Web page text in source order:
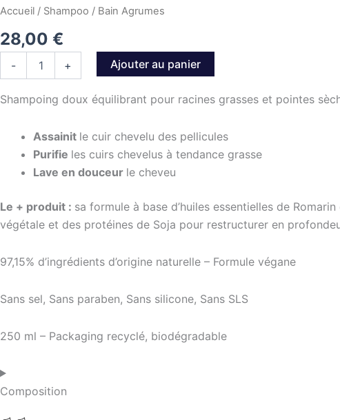
Accueil / Shampoo / Bain Agrumes
28,00 €
-
Agrumes
+ Ajouter au panier
Shampoing doux équilibrant pour racines grasses et pointes
Assainit le cuir chevelu des pellicules
Purifie les cuirs chevelus à tendance grasse
Lave en douceur le cheveu
Le + produit : sa formule à base d’huiles essentielles de
végétale et des protéines de Soja pour restructurer en
97,15% d’ingrédients d’origine naturelle – Formule végane
Sans sel, Sans paraben, Sans silicone, Sans SLS
250 ml – Packaging recyclé, biodégradable
Composition